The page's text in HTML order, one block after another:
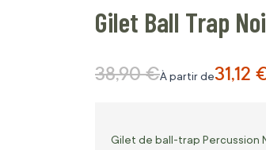
Gilet Ball Trap
À partir de31,12
Prix normal
38,90 €
Gilet de ball-trap Percussion